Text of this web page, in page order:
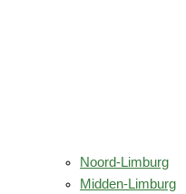
Noord-Limburg
Midden-Limburg